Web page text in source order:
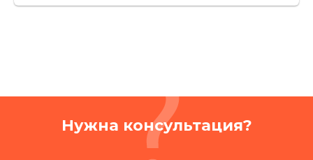
Нужна консультация?